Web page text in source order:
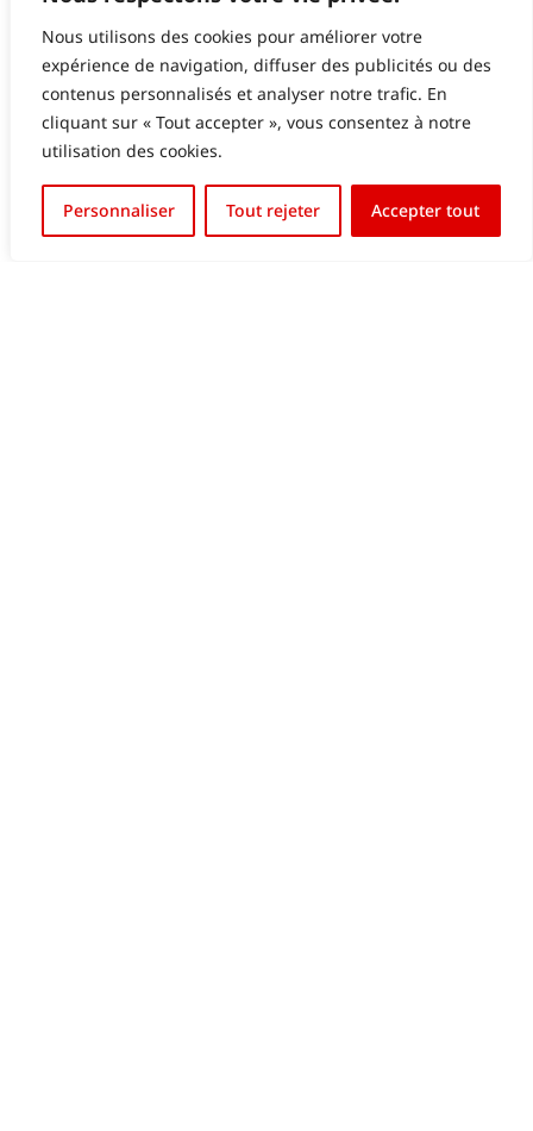
Nous utilisons des cookies pour améliorer votre
expérience de navigation, diffuser des publicités ou des
contenus personnalisés et analyser notre trafic. En
cliquant sur « Tout accepter », vous consentez à notre
utilisation des cookies.
Personnaliser Tout rejeter Accepter tout
GALERIES LAFAYETTE LUXEMBOURG – ECRAN
English (UK)